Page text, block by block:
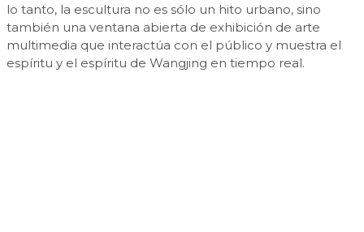
lo tanto, la escultura no es sólo un hito urbano, sino
también una ventana abierta de exhibición de arte
multimedia que interactúa con el público y muestra el
espíritu y el espíritu de Wangjing en tiempo real.